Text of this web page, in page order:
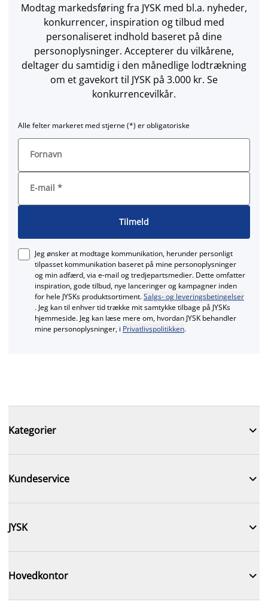
Modtag markedsføring fra JYSK med bl.a. nyheder,
konkurrencer, inspiration og tilbud med
personaliseret indhold baseret på dine
personoplysninger. Accepterer du vilkårene,
deltager du samtidig i den månedlige lodtrækning
om et gavekort til JYSK på 3.000 kr. Se
konkurrencevilkår.
Alle felter markeret med stjerne (*) er obligatoriske
Fornavn
E-mail *
Tilmeld
Jeg ønsker at modtage kommunikation, herunder personligt
tilpasset kommunikation baseret på mine personoplysninger
og min adfærd, via e‑mail og tredjepartsmedier. Dette omfatter
inspiration, gode tilbud, nye lanceringer og kampagner inden
for hele JYSKs produktsortiment.Salgs- og leveringsbetingelser
. Jeg kan til enhver tid trække mit samtykke tilbage på JYSKs
hjemmeside. Jeg kan læse mere om, hvordan JYSK behandler
mine personoplysninger, i Privatlivspolitikken.
Kategorier 
Kundeservice 
JYSK 
Hovedkontor 